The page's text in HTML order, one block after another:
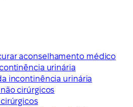
aconselhamento médico
urinária
incontinência urinária
cirúrgicos